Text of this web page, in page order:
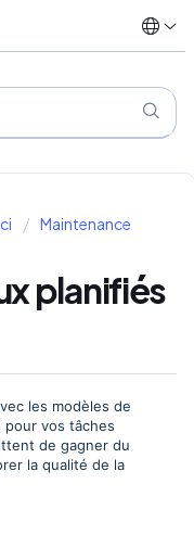
Maintenance
planifiés
les modèles de
pour vos tâches
de gagner du
la qualité de la